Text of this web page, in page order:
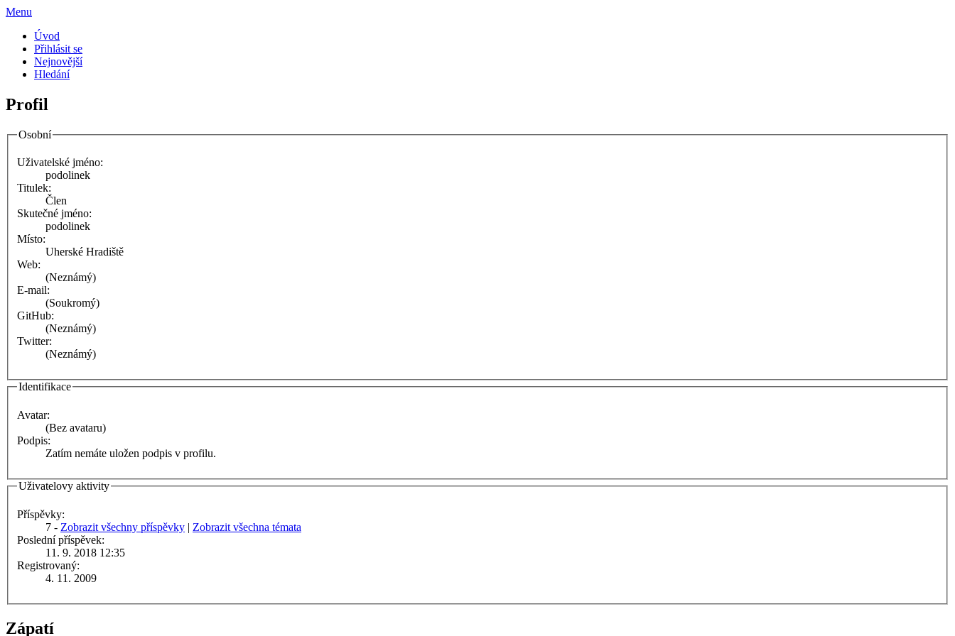
Menu
Úvod
Přihlásit se
Nejnovější
Hledání
Profil
Osobní
Uživatelské jméno:
podolinek
Titulek:
Člen
Skutečné jméno:
podolinek
Místo:
Uherské Hradiště
Web:
(Neznámý)
E-mail:
(Soukromý)
GitHub:
(Neznámý)
Twitter:
(Neznámý)
Identifikace
Avatar:
(Bez avataru)
Podpis:
Zatím nemáte uložen podpis v profilu.
Uživatelovy aktivity
Příspěvky:
7 - Zobrazit všechny příspěvky | Zobrazit všechna témata
Poslední příspěvek:
11. 9. 2018 12:35
Registrovaný:
4. 11. 2009
Zápatí